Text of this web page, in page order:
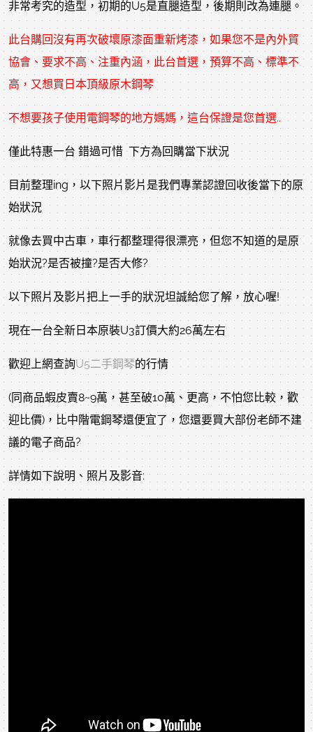
非常考究的造型，初期的U5是直腿造型，後期則改為連腿。
此台購回沒有再次破壞原漆面重新烤漆，如果您不是內外貿
協會、要求不高、注重內涵，此台首選，預算不高、標準不
高，又想買日本頂級原木鋼琴
不想要孩子使用電鋼琴的地方媽媽，這台保證是您首選..
僅此特惠一台 錯過可惜 下方為回購當下狀況
目前整理ing，以下照片影片是我們專業認證回收後當下的原
始狀況
就像去買中古車，車行都整理得很漂亮，但您不知道的是原
始狀況?是否被撞?是否大修?
以下照片及影片把上一手的狀況坦誠給您了解，放心喔!
現在一台全新日本原裝U3訂價大約26萬左右
歡迎上網查詢U5二手鋼琴的行情
(同商品蝦皮賣8~9萬，甚至破10萬、更高，不怕您比較，歡
迎比價)，比中階電鋼琴還便宜了，您還要買大部份老師不建
議的電子商品?
詳情如下說明、照片及影音: